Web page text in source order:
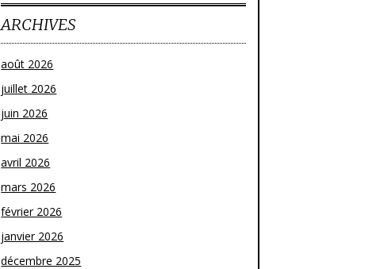
ARCHIVES
août 2026
juillet 2026
juin 2026
mai 2026
avril 2026
mars 2026
février 2026
janvier 2026
décembre 2025